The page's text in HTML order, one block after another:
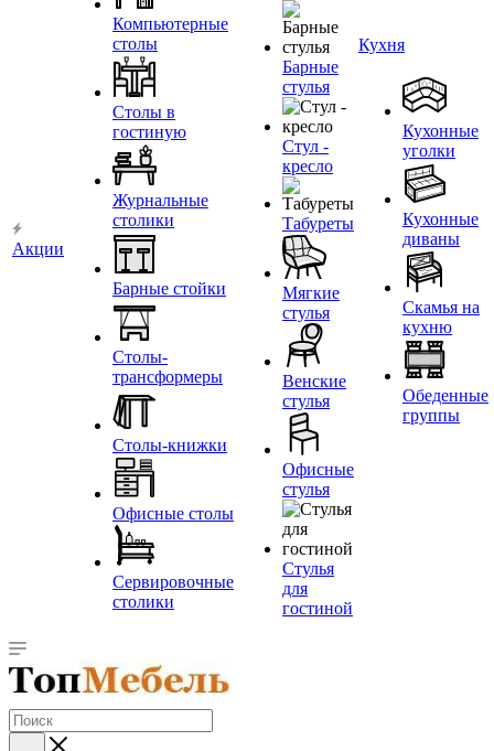
Акции
Компьютерные
столы
Столы в
гостиную
Журнальные
столики
Барные стойки
Столы-
трансформеры
Столы-книжки
Офисные столы
Сервировочные
столики
Барные
стулья
Стул -
кресло
Табуреты
Мягкие
стулья
Венские
стулья
Офисные
стулья
Стулья
для
гостиной
Кухня
Кухонные
уголки
Кухонные
диваны
Скамья на
кухню
Обеденные
группы